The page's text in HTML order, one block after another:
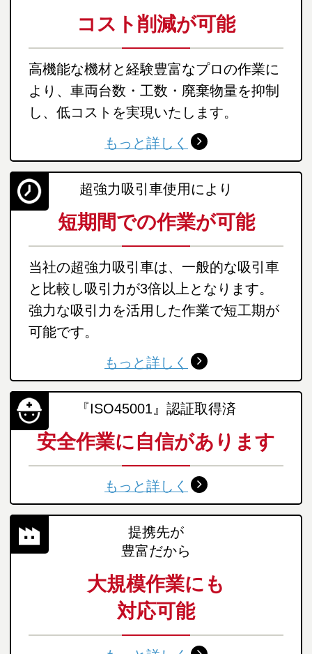
コスト削減が可能
高機能な機材と経験豊富なプロの作業に
より、車両台数・工数・廃棄物量を抑制
し、低コストを実現いたします。
もっと詳しく
超強力吸引車使用により
短期間での作業が可能
当社の超強力吸引車は、一般的な吸引車
と比較し吸引力が3倍以上となります。
強力な吸引力を活用した作業で短工期が
可能です。
もっと詳しく
『ISO45001』認証取得済
安全作業に自信があります
もっと詳しく
提携先が
豊富だから
大規模作業にも
対応可能